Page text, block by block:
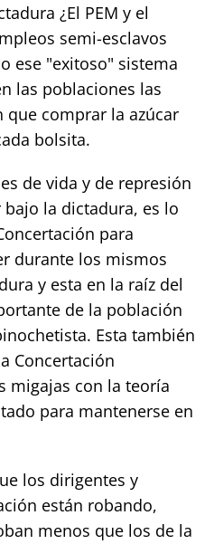
¿El PEM y el
semi-esclavos
ese "exitoso" sistema
las poblaciones las
comprar la azúcar
bolsita.
de vida y de represión
la dictadura, es lo
para
durante los mismos
y esta en la raíz del
de la población
Esta también
Concertación
migajas con la teoría
para mantenerse en
los dirigentes y
están robando,
menos que los de la